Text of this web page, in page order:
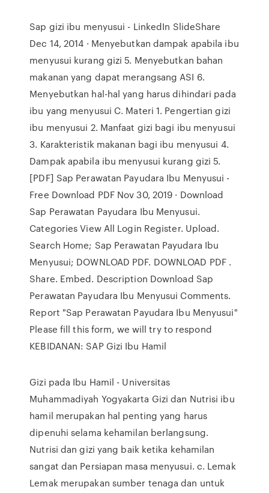
Sap gizi ibu menyusui - LinkedIn SlideShare
Dec 14, 2014 · Menyebutkan dampak apabila ibu
menyusui kurang gizi 5. Menyebutkan bahan
makanan yang dapat merangsang ASI 6.
Menyebutkan hal-hal yang harus dihindari pada
ibu yang menyusui C. Materi 1. Pengertian gizi
ibu menyusui 2. Manfaat gizi bagi ibu menyusui
3. Karakteristik makanan bagi ibu menyusui 4.
Dampak apabila ibu menyusui kurang gizi 5.
[PDF] Sap Perawatan Payudara Ibu Menyusui -
Free Download PDF Nov 30, 2019 · Download
Sap Perawatan Payudara Ibu Menyusui.
Categories View All Login Register. Upload.
Search Home; Sap Perawatan Payudara Ibu
Menyusui; DOWNLOAD PDF. DOWNLOAD PDF .
Share. Embed. Description Download Sap
Perawatan Payudara Ibu Menyusui Comments.
Report "Sap Perawatan Payudara Ibu Menyusui"
Please fill this form, we will try to respond
KEBIDANAN: SAP Gizi Ibu Hamil
Gizi pada Ibu Hamil - Universitas
Muhammadiyah Yogyakarta Gizi dan Nutrisi ibu
hamil merupakan hal penting yang harus
dipenuhi selama kehamilan berlangsung.
Nutrisi dan gizi yang baik ketika kehamilan
sangat dan Persiapan masa menyusui. c. Lemak
Lemak merupakan sumber tenaga dan untuk